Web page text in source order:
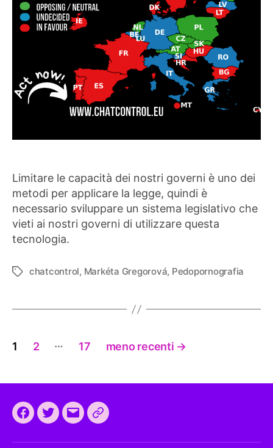
Limitare le capacità dei nostri governi è uno dei
metodi per applicare la legge, quindi è
necessario sviluppare un sistema legislativo che
vieti ai nostri governi di utilizzare questa
tecnologia.
Tag chatcontrol, Markéta Gregorová, Pedopornografia
Paginazione
articoli
1 2 … 17 meno recenti →
Facebook
TwitterEmailCEEP